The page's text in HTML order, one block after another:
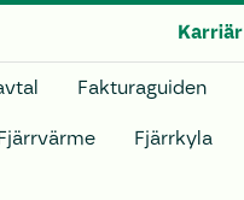
Karriär
Fakturaguiden
Fjärrkyla